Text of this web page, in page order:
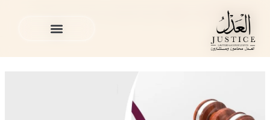
المحتوى
المدونة القانونية
قطر